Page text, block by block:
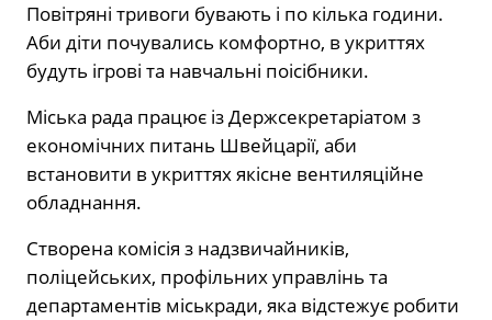
Повітряні тривоги бувають і по кілька години.
Аби діти почувались комфортно, в укриттях
будуть ігрові та навчальні поісібники.
Міська рада працює із Держсекретаріатом з
економічних питань Швейцарії, аби
встановити в укриттях якісне вентиляційне
обладнання.
Створена комісія з надзвичайників,
поліцейських, профільних управлінь та
департаментів міськради, яка відстежує робити